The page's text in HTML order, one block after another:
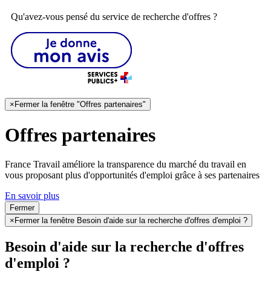
Qu'avez-vous pensé du service de recherche d'offres ?
× Fermer la fenêtre "Offres partenaires"
Offres partenaires
France Travail améliore la transparence du marché du travail en
vous proposant plus d'opportunités d'emploi grâce à ses partenaires
En savoir plus
Fermer
× Fermer la fenêtre Besoin d'aide sur la recherche d'offres d'emploi ?
Besoin d'aide sur la recherche d'offres
d'emploi ?